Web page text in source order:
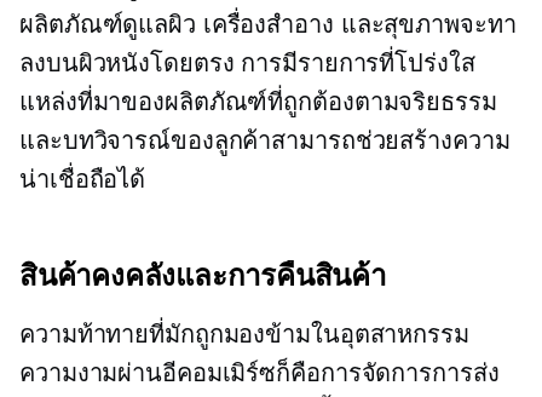
ผลิตภัณฑ์ดูแลผิว เครื่องสำอาง และสุขภาพจะทา
ลงบนผิวหนังโดยตรง การมีรายการที่โปร่งใส
แหล่งที่มาของผลิตภัณฑ์ที่ถูกต้องตามจริยธรรม
และบทวิจารณ์ของลูกค้าสามารถช่วยสร้างความ
น่าเชื่อถือได้
สินค้าคงคลังและการคืนสินค้า
ความท้าทายที่มักถูกมองข้ามในอุตสาหกรรม
ความงามผ่านอีคอมเมิร์ซก็คือการจัดการการส่ง